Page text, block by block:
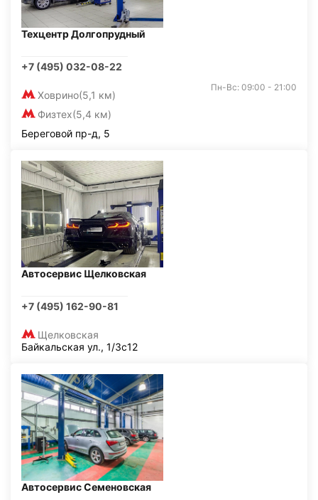
Техцентр Долгопрудный
+7 (495) 032-08-22
Ховрино(5,1 км)
Физтех(5,4 км)
Пн-Вс: 09:00 - 21:00
Береговой пр-д, 5
Автосервис Щелковская
+7 (495) 162-90-81
Щелковская
Байкальская ул., 1/3с12
Автосервис Семеновская